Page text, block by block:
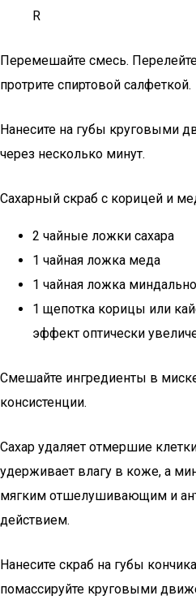
R
Перемешайте смесь.
протрите спиртовой салфеткой.
Нанесите на губы круговыми
через несколько минут.
Сахарный скраб с корицей и
2 чайные ложки сахара
1 чайная ложка меда
1 чайная ложка
1 щепотка корицы или
эффект оптически
Смешайте ингредиенты в
консистенции.
Сахар удаляет отмершие
удерживает влагу в коже, а
мягким отшелушивающим и
действием.
Нанесите скраб на губы
помассируйте круговыми